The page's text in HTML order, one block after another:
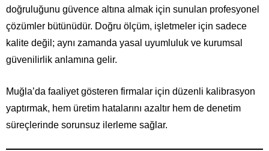
doğruluğunu güvence altına almak için sunulan profesyonel
çözümler bütünüdür. Doğru ölçüm, işletmeler için sadece
kalite değil; aynı zamanda yasal uyumluluk ve kurumsal
güvenilirlik anlamına gelir.
Muğla’da faaliyet gösteren firmalar için düzenli kalibrasyon
yaptırmak, hem üretim hatalarını azaltır hem de denetim
süreçlerinde sorunsuz ilerleme sağlar.